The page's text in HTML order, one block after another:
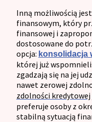
Inną możliwością
finansowym, który
finansowej i
dostosowane do
opcja: konsolidacja
której już
zgadzają się na jej
nawet zerowej
zdolności kredytowej
preferuje osoby z
stabilną sytuacją